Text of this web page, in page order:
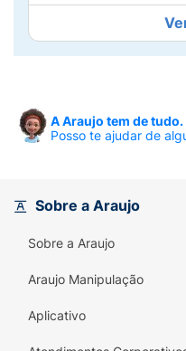
Proteção Solar
UVA 39, oferece
Tratamento Anti-
firmeza da pele
Acabamento
que se funde à
saudável e
sem pesar.
A Araujo tem de tudo.
Posso te ajudar de
Sobre a Araujo
Sobre a Araujo
Araujo Manipulação
Aplicativo